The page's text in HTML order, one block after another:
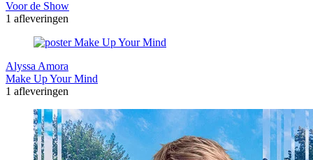
Voor de Show
1 afleveringen
Alyssa Amora
Make Up Your Mind
1 afleveringen